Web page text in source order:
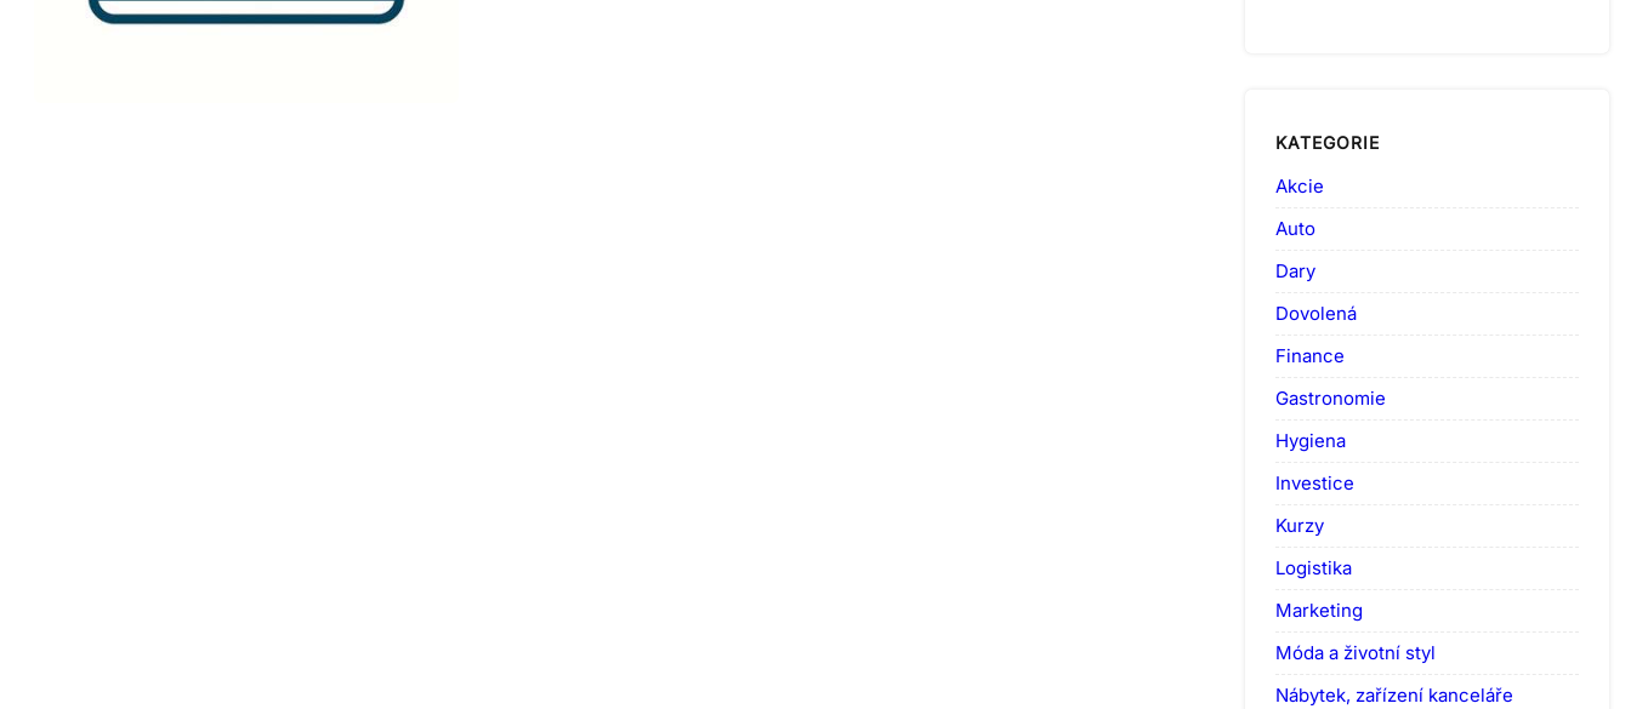
KATEGORIE
Akcie
Auto
Dary
Dovolená
Finance
Gastronomie
Hygiena
Investice
Kurzy
Logistika
Marketing
Móda a životní styl
Nábytek, zařízení kanceláře